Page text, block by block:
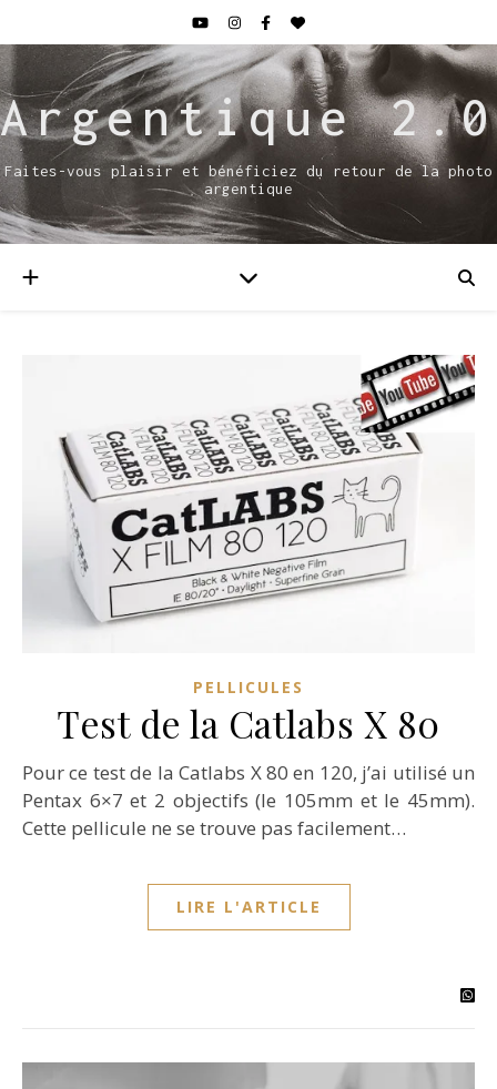
Argentique 2.0
Faites-vous plaisir et bénéficiez du retour de la photo
argentique
PELLICULES
Test de la Catlabs X 80
Pour ce test de la Catlabs X 80 en 120, j’ai utilisé un
Pentax 6×7 et 2 objectifs (le 105mm et le 45mm).
Cette pellicule ne se trouve pas facilement…
LIRE L'ARTICLE